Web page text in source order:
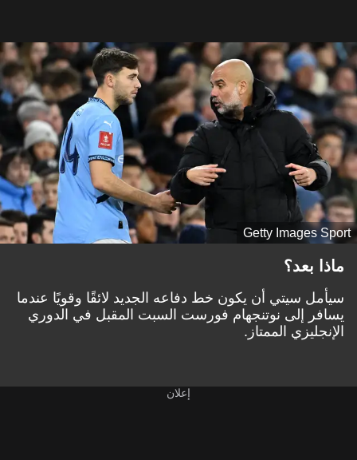
Getty Images Sport
ماذا بعد؟
سيأمل سيتي أن يكون خط دفاعه الجديد لائقًا وقويًا عندما
يسافر إلى نوتنجهام فورست السبت المقبل في الدوري
الإنجليزي الممتاز.